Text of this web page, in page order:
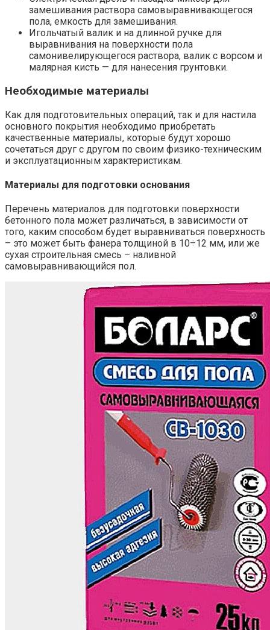
замешивания раствора самовыравнивающегося
пола, емкость для замешивания.
Игольчатый валик и на длинной ручке для
выравнивания на поверхности пола
самонивелирующегося раствора, валик с ворсом и
малярная кисть — для нанесения грунтовки.
Необходимые материалы
Как для подготовительных операций, так и для настила
основного покрытия необходимо приобретать
качественные материалы, которые будут хорошо
сочетаться друг с другом по своим физико-техническим
и эксплуатационным характеристикам.
Материалы для подготовки основания
Перечень материалов для подготовки поверхности
бетонного пола может различаться, в зависимости от
того, каким способом будет выравниваться поверхность
– это может быть фанера толщиной в 10÷12 мм, или же
сухая строительная смесь – наливной
самовыравнивающийся пол.